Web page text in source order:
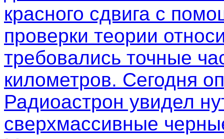
красного сдвига с
проверки теории
требовались точные
километров. Сегодня
Радиоастрон увидел
сверхмассивные